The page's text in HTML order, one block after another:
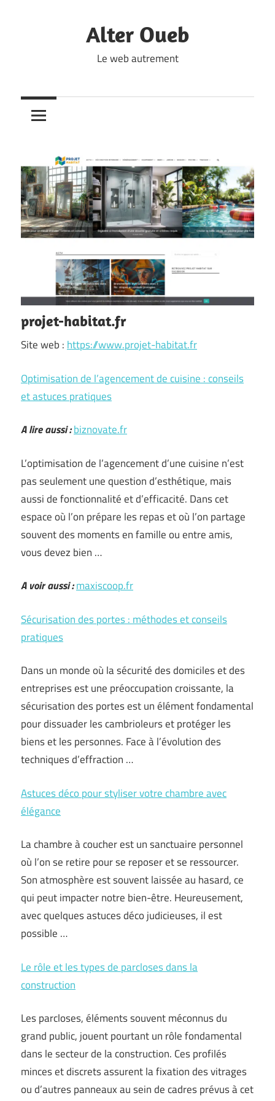
Alter Oueb
Le web autrement
projet-habitat.fr
Site web : https://www.projet-habitat.fr
Optimisation de l’agencement de cuisine : conseils
et astuces pratiques
A lire aussi :biznovate.fr
L’optimisation de l’agencement d’une cuisine n’est
pas seulement une question d’esthétique, mais
aussi de fonctionnalité et d’efficacité. Dans cet
espace où l’on prépare les repas et où l’on partage
souvent des moments en famille ou entre amis,
vous devez bien …
A voir aussi :maxiscoop.fr
Sécurisation des portes : méthodes et conseils
pratiques
Dans un monde où la sécurité des domiciles et des
entreprises est une préoccupation croissante, la
sécurisation des portes est un élément fondamental
pour dissuader les cambrioleurs et protéger les
biens et les personnes. Face à l’évolution des
techniques d’effraction …
Astuces déco pour styliser votre chambre avec
élégance
La chambre à coucher est un sanctuaire personnel
où l’on se retire pour se reposer et se ressourcer.
Son atmosphère est souvent laissée au hasard, ce
qui peut impacter notre bien-être. Heureusement,
avec quelques astuces déco judicieuses, il est
possible …
Le rôle et les types de parcloses dans la
construction
Les parcloses, éléments souvent méconnus du
grand public, jouent pourtant un rôle fondamental
dans le secteur de la construction. Ces profilés
minces et discrets assurent la fixation des vitrages
ou d’autres panneaux au sein de cadres prévus à cet